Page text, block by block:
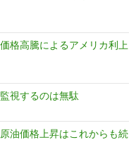
格高騰によるアメリカ利上
視するのは無駄
油価格上昇はこれからも続